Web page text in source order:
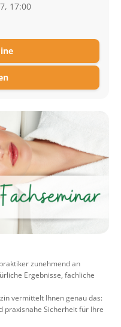
17:00
zunehmend an
Ergebnisse, fachliche
vermittelt Ihnen genau das:
praxisnahe Sicherheit für Ihre